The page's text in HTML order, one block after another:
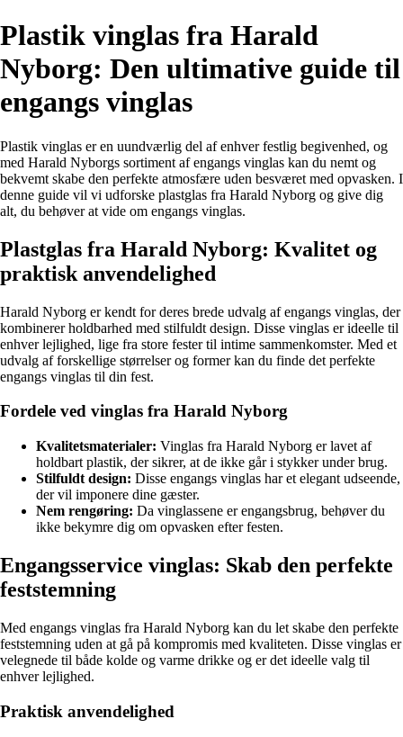
Plastik vinglas fra Harald
Nyborg: Den ultimative guide til
engangs vinglas
Plastik vinglas er en uundværlig del af enhver festlig begivenhed, og
med Harald Nyborgs sortiment af engangs vinglas kan du nemt og
bekvemt skabe den perfekte atmosfære uden besværet med opvasken. I
denne guide vil vi udforske plastglas fra Harald Nyborg og give dig
alt, du behøver at vide om engangs vinglas.
Plastglas fra Harald Nyborg: Kvalitet og
praktisk anvendelighed
Harald Nyborg er kendt for deres brede udvalg af engangs vinglas, der
kombinerer holdbarhed med stilfuldt design. Disse vinglas er ideelle til
enhver lejlighed, lige fra store fester til intime sammenkomster. Med et
udvalg af forskellige størrelser og former kan du finde det perfekte
engangs vinglas til din fest.
Fordele ved vinglas fra Harald Nyborg
Kvalitetsmaterialer: Vinglas fra Harald Nyborg er lavet af
holdbart plastik, der sikrer, at de ikke går i stykker under brug.
Stilfuldt design: Disse engangs vinglas har et elegant udseende,
der vil imponere dine gæster.
Nem rengøring: Da vinglassene er engangsbrug, behøver du
ikke bekymre dig om opvasken efter festen.
Engangsservice vinglas: Skab den perfekte
feststemning
Med engangs vinglas fra Harald Nyborg kan du let skabe den perfekte
feststemning uden at gå på kompromis med kvaliteten. Disse vinglas er
velegnede til både kolde og varme drikke og er det ideelle valg til
enhver lejlighed.
Praktisk anvendelighed